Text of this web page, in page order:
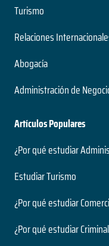
Turismo
Relaciones
Abogacía
Administración de
Artículos Populares
¿Por qué estudiar
Estudiar Turismo
¿Por qué estudiar
¿Por qué estudiar